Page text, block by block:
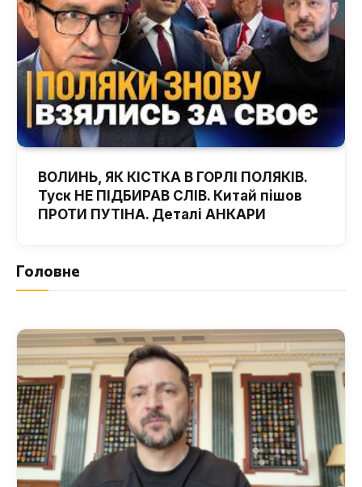
ВОЛИНЬ, ЯК КІСТКА В ГОРЛІ ПОЛЯКІВ.
Туск НЕ ПІДБИРАВ СЛІВ. Китай пішов
ПРОТИ ПУТІНА. Деталі АНКАРИ
Головне